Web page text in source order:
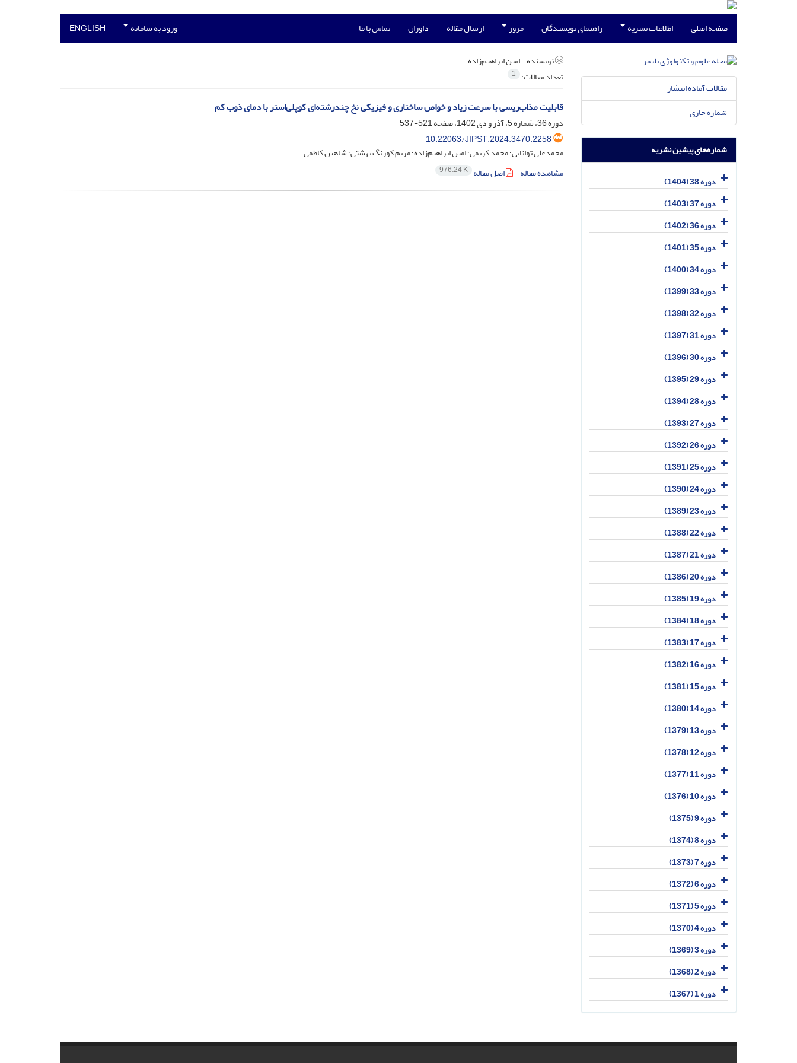
صفحه اصلی اطلاعات نشریه راهنمای نویسندگان مرور ارسال مقاله داوران تماس با ما ورود به سامانه ENGLISH
نویسنده =امین ابراهیم‌زاده
تعداد مقالات: 1
قابلیت مذاب‌ریسی با سرعت زیاد و خواص ساختاری و فیزیکی نخ چندرشته‌ای کوپلی‌استر با دمای ذوب کم
دوره 36، شماره 5، آذر و دی 1402، صفحه
521-537
10.22063/JIPST.2024.3470.2258
محمدعلی توانایی؛ محمد کریمی؛ امین ابراهیم‌زاده؛ مریم کورنگ بهشتی؛ شاهین کاظمی
مشاهده مقاله
اصل مقاله 976.24 K
مقالات آماده انتشار
شماره جاری
شماره‌های پیشین نشریه
دوره 38 (1404)
دوره 37 (1403)
دوره 36 (1402)
دوره 35 (1401)
دوره 34 (1400)
دوره 33 (1399)
دوره 32 (1398)
دوره 31 (1397)
دوره 30 (1396)
دوره 29 (1395)
دوره 28 (1394)
دوره 27 (1393)
دوره 26 (1392)
دوره 25 (1391)
دوره 24 (1390)
دوره 23 (1389)
دوره 22 (1388)
دوره 21 (1387)
دوره 20 (1386)
دوره 19 (1385)
دوره 18 (1384)
دوره 17 (1383)
دوره 16 (1382)
دوره 15 (1381)
دوره 14 (1380)
دوره 13 (1379)
دوره 12 (1378)
دوره 11 (1377)
دوره 10 (1376)
دوره 9 (1375)
دوره 8 (1374)
دوره 7 (1373)
دوره 6 (1372)
دوره 5 (1371)
دوره 4 (1370)
دوره 3 (1369)
دوره 2 (1368)
دوره 1 (1367)